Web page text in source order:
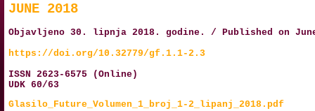
JUNE 2018
Objavljeno 30. lipnja 2018. godine. / Published on
https://doi.org/10.32779/gf.1.1-2.3
ISSN 2623-6575 (Online)
UDK 60/63
Glasilo_Future_Volumen_1_broj_1-2_lipanj_2018.pdf